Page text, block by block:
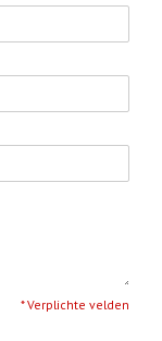
* Verplichte velden